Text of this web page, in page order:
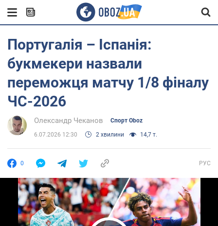
Португалія – Іспанія:
букмекери назвали
переможця матчу 1/8 фіналу
ЧС-2026
Олександр Чеканов Спорт Oboz
6.07.2026 12:30 2 хвилини 14,7 т.
0 РУС